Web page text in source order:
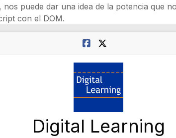
nos puede dar una idea de la potencia que
con el DOM.